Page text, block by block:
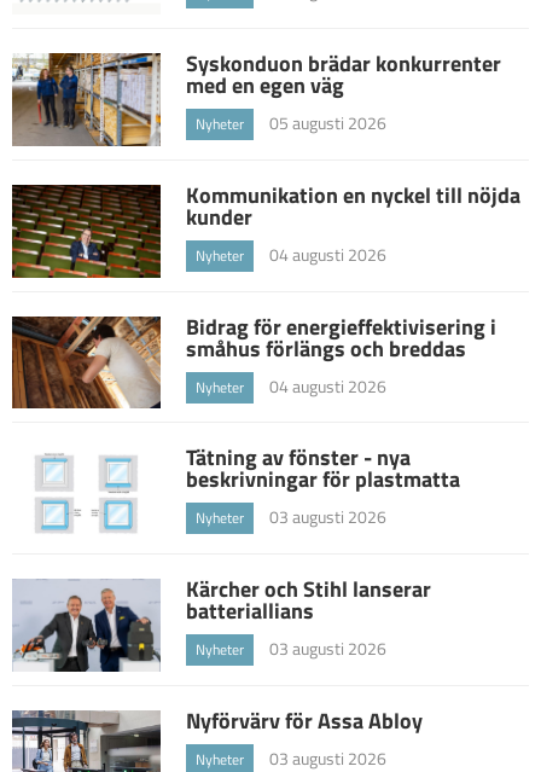
Syskonduon brädar konkurrenter
med en egen väg
Nyheter 05 augusti 2026
Kommunikation en nyckel till nöjda
kunder
Nyheter 04 augusti 2026
Bidrag för energieffektivisering i
småhus förlängs och breddas
Nyheter 04 augusti 2026
Tätning av fönster - nya
beskrivningar för plastmatta
Nyheter 03 augusti 2026
Kärcher och Stihl lanserar
batteriallians
Nyheter 03 augusti 2026
Nyförvärv för Assa Abloy
Nyheter 03 augusti 2026